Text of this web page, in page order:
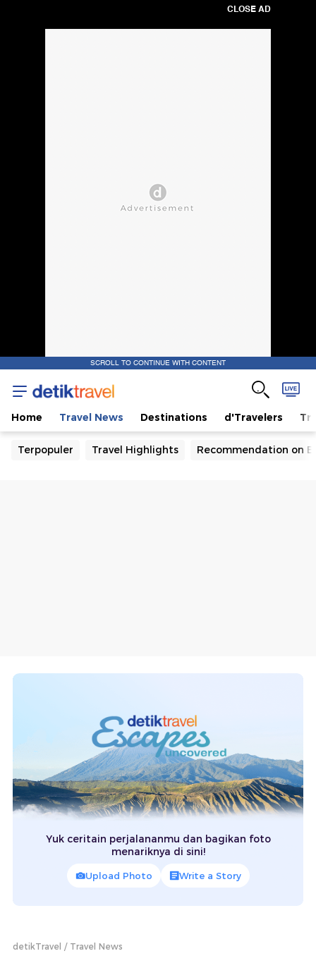
CLOSE AD
SCROLL TO CONTINUE WITH CONTENT
Home Travel News Destinations d'Travelers
Terpopuler Travel Highlights Recommendation on
Yuk ceritain perjalananmu dan bagikan foto
menariknya di sini!
Upload Photo Write a Story
detikTravel Travel News